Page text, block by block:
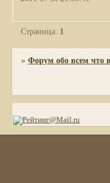
Страница: 1
»Форум обо всем что